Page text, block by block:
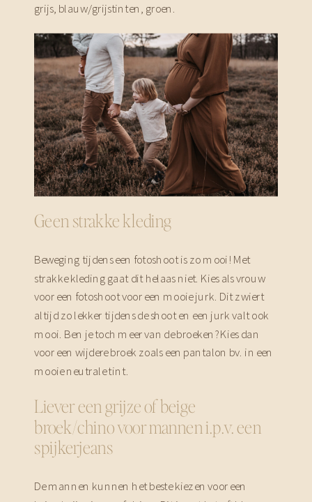
grijs, blauw/grijstinten, groen.
Geen strakke kleding
Beweging tijdens een fotoshoot is zo mooi! Met
strakke kleding gaat dit helaas niet. Kies als vrouw
voor een fotoshoot voor een mooie jurk. Dit zwiert
altijd zo lekker tijdens de shoot en een jurk valt ook
mooi. Ben je toch meer van de broeken? Kies dan
voor een wijdere broek zoals een pantalon bv. in een
mooie neutrale tint.
Liever een grijze of beige
broek/chino voor mannen i.p.v. een
spijkerjeans
De mannen kunnen het beste kiezen voor een